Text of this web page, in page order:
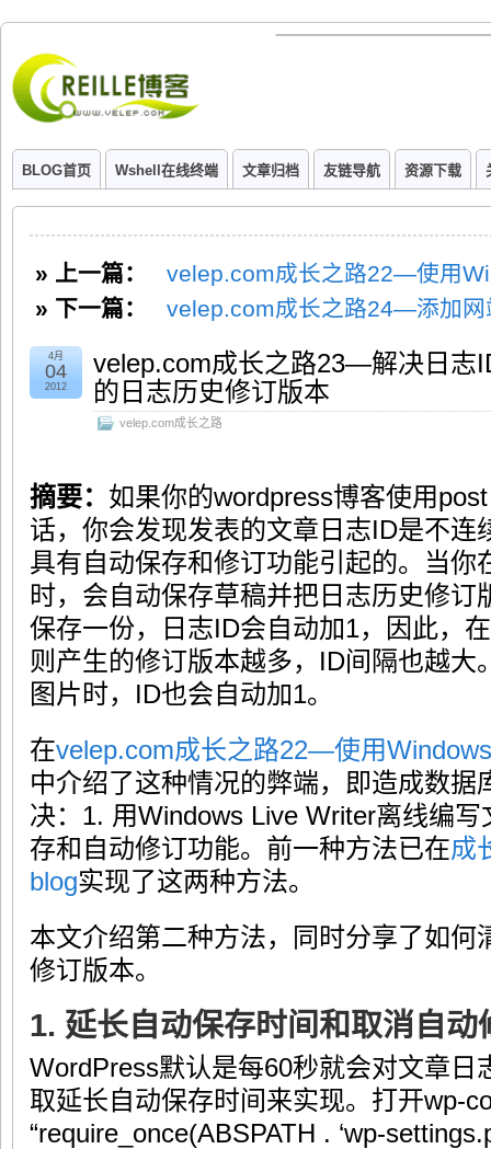
BLOG首页 Wshell在线终端 文章归档 友链导航 资源下载
» 上一篇：
velep.com成长之路22—使用
» 下一篇：
velep.com成长之路24—添加网
velep.com成长之路23—解决日志
的日志历史修订版本
velep.com成长之路
4月
04
2012
摘要： 如果你的wordpress博客使用
话，你会发现发表的文章日志ID是不连
具有自动保存和修订功能引起的。当你
时，会自动保存草稿并把日志历史修订
保存一份，日志ID会自动加1，因此，
则产生的修订版本越多，ID间隔也越大
图片时，ID也会自动加1。
在velep.com成长之路22—使用
中介绍了这种情况的弊端，即造成数据
决：1. 用Windows Live Writer离线编
存和自动修订功能。前一种方法已在成
blog实现了这两种方法。
本文介绍第二种方法，同时分享了如何
修订版本。
1. 延长自动保存时间和取消自动
WordPress默认是每60秒就会对文章日
取延长自动保存时间来实现。打开wp-
“require_once(ABSPATH . ‘wp-